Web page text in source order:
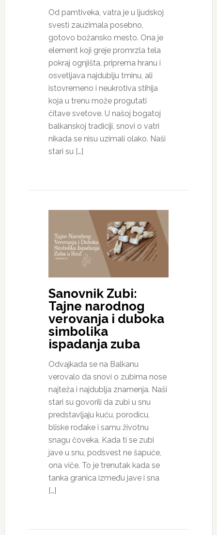
Od pamtiveka, vatra je u ljudskoj
svesti zauzimala posebno,
gotovo božansko mesto. Ona je
element koji greje promrzla tela
pokraj ognjišta, priprema hranu i
osvetljava najdublju tminu, ali
istovremeno i neukrotiva stihija
koja u trenu može progutati
čitave svetove. U našoj bogatoj
balkanskoj tradiciji, snovi o vatri
nikada se nisu uzimali olako. Naši
stari su […]
Sanovnik Zubi:
Tajne narodnog
verovanja i duboka
simbolika
ispadanja zuba
Odvajkada se na Balkanu
verovalo da snovi o zubima nose
najteža i najdublja znamenja. Naši
stari su govorili da zubi u snu
predstavljaju kuću, porodicu,
bliske rođake i samu životnu
snagu čoveka. Kada ti se zubi
jave u snu, podsvest ne šapuće,
ona viče. To je trenutak kada se
tanka granica između jave i sna
[…]